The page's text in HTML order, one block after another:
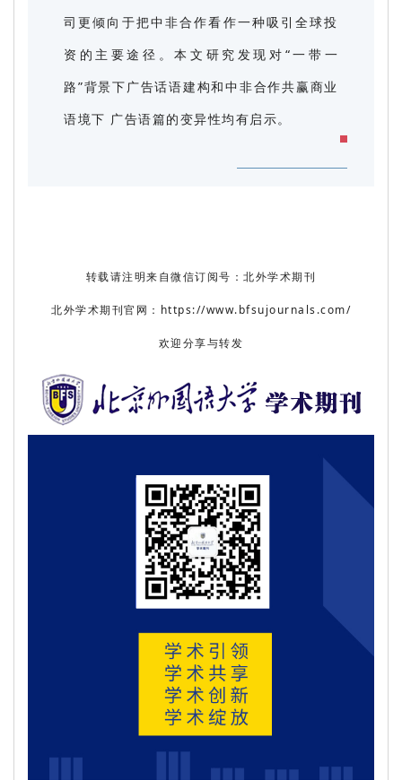
司更倾向于把中非合作看作一种吸引全球投
资的主要途径。本文研究发现对“一带一
路”背景下广告话语建构和中非合作共赢商业
语境下 广告语篇的变异性均有启示。
转载请注明来自微信订阅号：北外学术期刊
北外学术期刊官网：https://www.bfsujournals.com/
欢迎分享与转发